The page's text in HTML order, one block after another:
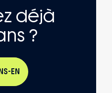
déjà
?
EN